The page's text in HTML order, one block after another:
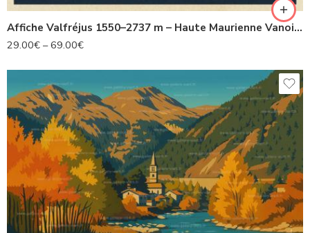
Affiche Valfréjus 1550–2737 m – Haute Maurienne Vanoise – Style vintage 1930
29.00€ –69.00€